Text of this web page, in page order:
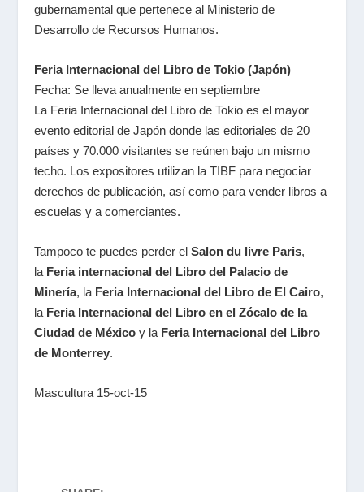
gubernamental que pertenece al Ministerio de
Desarrollo de Recursos Humanos.
Feria Internacional del Libro de Tokio (Japón)
Fecha: Se lleva anualmente en septiembre
La Feria Internacional del Libro de Tokio es el mayor
evento editorial de Japón donde las editoriales de 20
países y 70.000 visitantes se reúnen bajo un mismo
techo. Los expositores utilizan la TIBF para negociar
derechos de publicación, así como para vender libros a
escuelas y a comerciantes.
Tampoco te puedes perder elSalon du livre Paris,
la Feria internacional del Libro del Palacio de
Minería, la Feria Internacional del Libro de El Cairo,
la Feria Internacional del Libro en el Zócalo de la
Ciudad de México y la Feria Internacional del Libro
de Monterrey.
Mascultura 15-oct-15